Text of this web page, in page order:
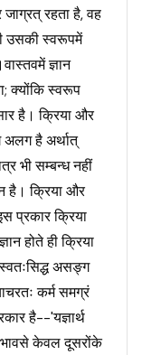
जाग्रत् रहता है, वह
उसकी स्वरूपमें
ज्ञान
क्योंकि स्वरूप
है। क्रिया और
अलग है अर्थात्
भी सम्बन्ध नहीं
है। क्रिया और
प्रकार क्रिया
होते ही क्रिया
असङ्ग
कर्म समग्रं
है--'यज्ञार्थ
केवल दूसरोंके